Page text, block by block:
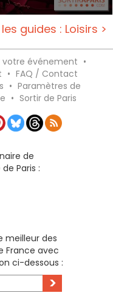
guides : Loisirs >
votre événement •
• FAQ / Contact
• Paramètres de
• Sortir de Paris
de
Paris :
meilleur des
France avec
ci-dessous :
>